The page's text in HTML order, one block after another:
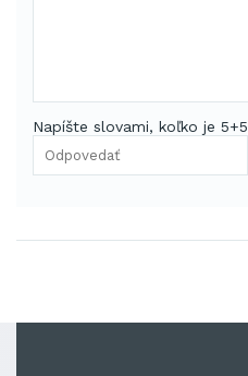
Napíšte slovami, koľko je 5+5